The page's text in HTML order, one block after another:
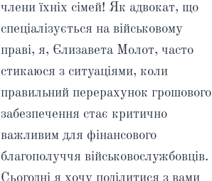
члени їхніх сімей! Як адвокат, що
спеціалізується на військовому
праві, я, Єлизавета Молот, часто
стикаюся з ситуаціями, коли
правильний перерахунок грошового
забезпечення стає критично
важливим для фінансового
благополуччя військовослужбовців.
Сьогодні я хочу поділитися з вами